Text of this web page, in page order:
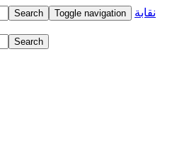
Toggle navigation
نقابة